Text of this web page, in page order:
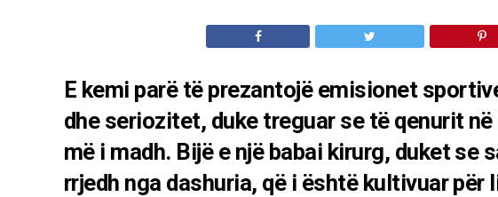
E kemi parë të prezantojë emisionet
dhe seriozitet, duke treguar se të qenurit
më i madh. Bijë e një babai kirurg, duket se
rrjedh nga dashuria, që i është kultivuar për